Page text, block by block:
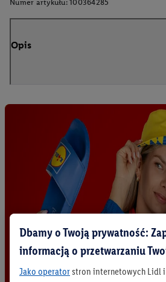
Numer artykułu: 100364285
Opis
Dbamy o Twoją prywatność:
informacją o przetwarzaniu
Jako operatorstron internetowych Lidl